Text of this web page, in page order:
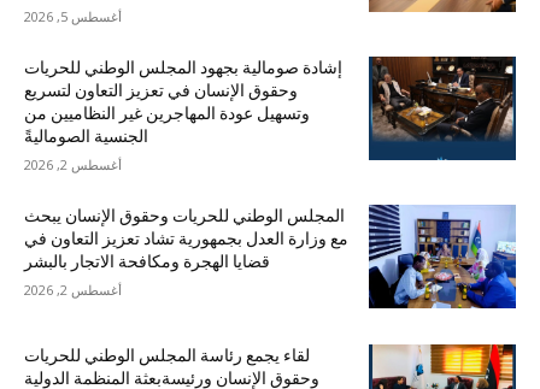
أغسطس 5, 2026
إشادة صومالية بجهود المجلس الوطني للحريات
وحقوق الإنسان في تعزيز التعاون لتسريع
وتسهيل عودة المهاجرين غير النظاميين من
الجنسية الصوماليةً
أغسطس 2, 2026
المجلس الوطني للحريات وحقوق الإنسان يبحث
مع وزارة العدل بجمهورية تشاد تعزيز التعاون في
قضايا الهجرة ومكافحة الاتجار بالبشر
أغسطس 2, 2026
لقاء يجمع رئاسة المجلس الوطني للحريات
وحقوق الإنسان ورئيسةبعثة المنظمة الدولية